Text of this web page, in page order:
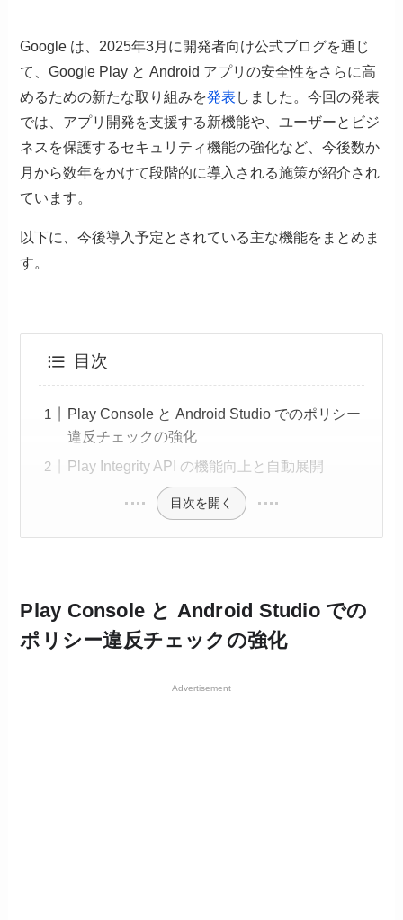
Google は、2025年3月に開発者向け公式ブログを通じ
て、Google Play と Android アプリの安全性をさらに高
めるための新たな取り組みを発表 しました。今回の発表
では、アプリ開発を支援する新機能や、ユーザーとビジ
ネスを保護するセキュリティ機能の強化など、今後数か
月から数年をかけて段階的に導入される施策が紹介され
ています。
以下に、今後導入予定とされている主な機能をまとめま
す。
目次
Play Console と Android Studio でのポリシー
違反チェックの強化
Play Integrity API の機能向上と自動展開
目次を開く
Play Console と Android Studio での
ポリシー違反チェックの強化
Advertisement